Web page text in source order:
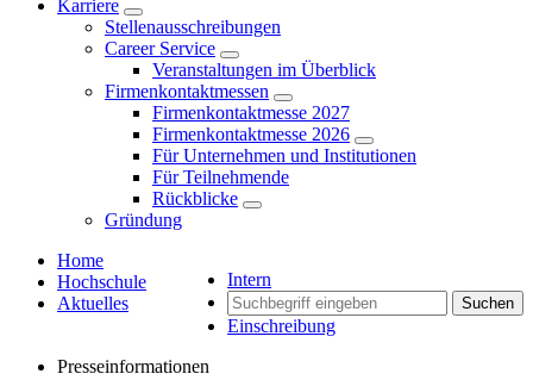
Karriere
Stellenausschreibungen
Career Service
Veranstaltungen im Überblick
Firmenkontaktmessen
Firmenkontaktmesse 2027
Firmenkontaktmesse 2026
Für Unternehmen und Institutionen
Für Teilnehmende
Rückblicke
Gründung
Intern
Suchen
Einschreibung
Home
Hochschule
Aktuelles
Presseinformationen